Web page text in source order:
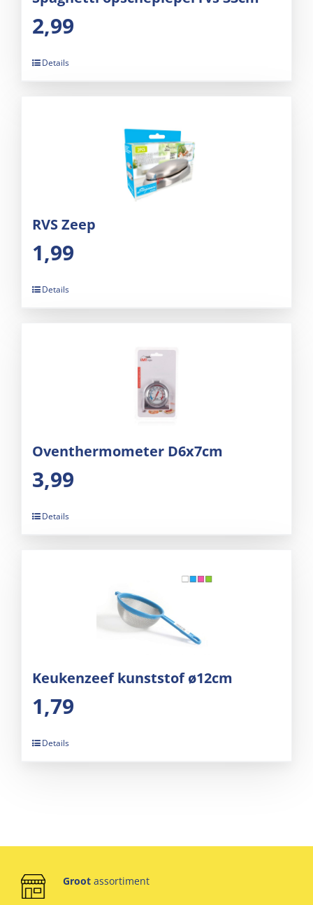
2,99
Details
RVS Zeep
1,99
Details
Oventhermometer D6x7cm
3,99
Details
Keukenzeef kunststof ø12cm
1,79
Details
Groot assortiment